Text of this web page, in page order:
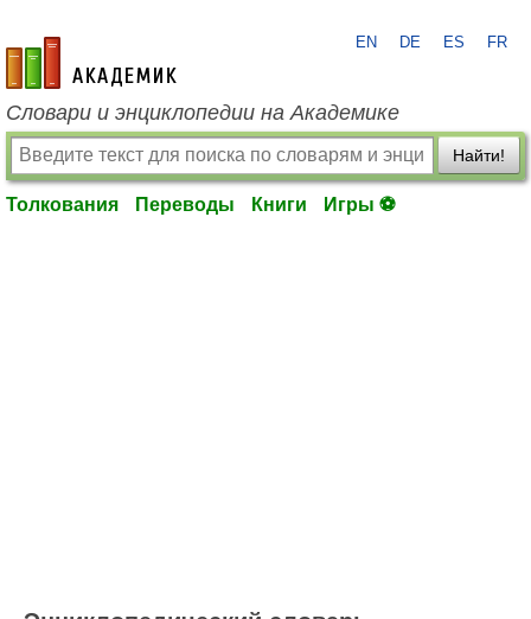
academic.ru
EN DE ES FR
Словари и энциклопедии на Академике
Найти!
Толкования Переводы Книги Игры ⚽